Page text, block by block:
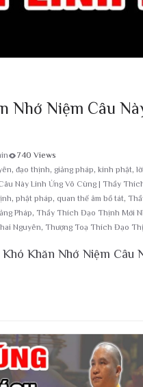
Nhớ Niệm Câu
740 Views
, đạo thịnh, giảng pháp, kinh phật,
Này Linh Ứng Vô Cùng | Thầy
, phật pháp, quan thế âm bồ tát,
Pháp, Thầy Thích Đạo Thịnh Mới
Nguyên, Thượng Toạ Thích Đạo
Khăn Nhớ Niệm